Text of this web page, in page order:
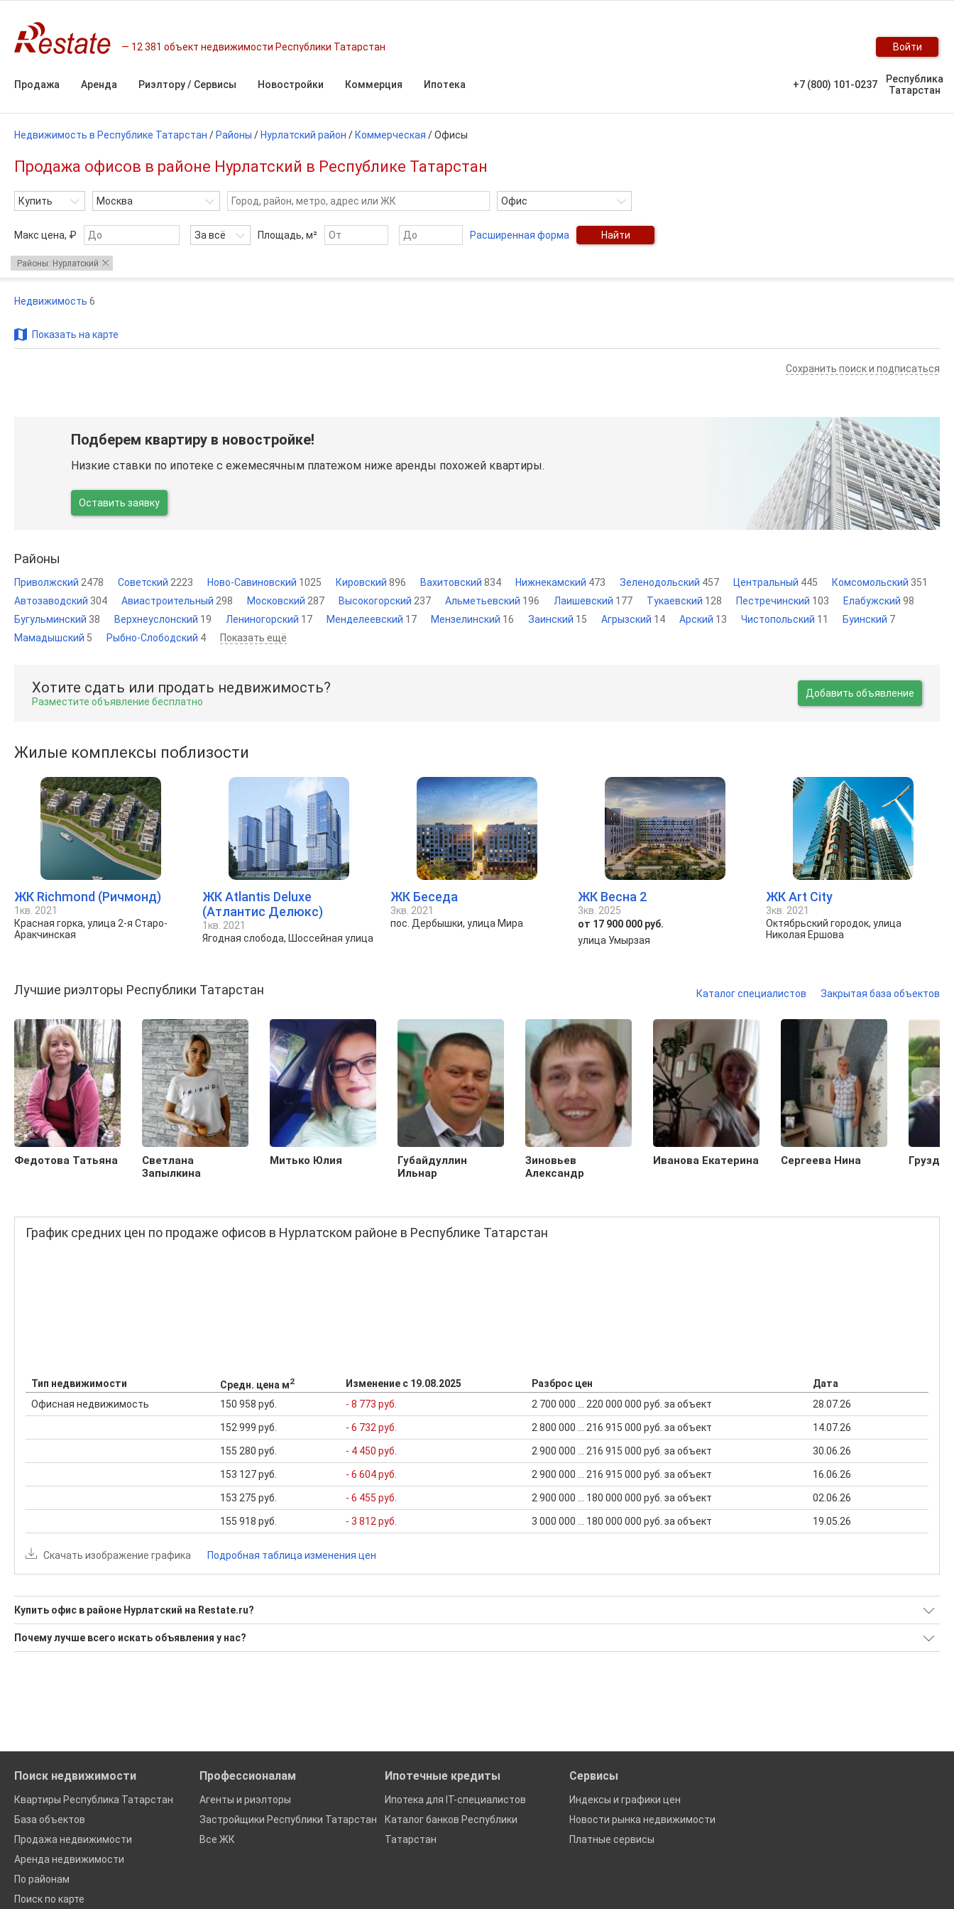
12 381 объект недвижимости Республики Татарстан Войти
Продажа Аренда Риэлтору / Сервисы Новостройки Коммерция Ипотека +7 (800) 101-0237
Республика
Татарстан
Недвижимость в Республике Татарстан / Районы / Нурлатский район / Коммерческая /Офисы
Продажа офисов в районе Нурлатский в Республике Татарстан
Купить Москва Офис
Макс цена, ₽ За всё Площадь, м² Расширенная форма Найти
Районы: Нурлатский
Недвижимость 6
Показать на карте
Сохранить поиск и подписаться
Подберем квартиру в новостройке!
Низкие ставки по ипотеке с ежемесячным платежом ниже аренды похожей квартиры.
Оставить заявку
Районы
Приволжский 2478 Советский 2223 Ново-Савиновский 1025 Кировский 896 Вахитовский 834 Нижнекамский 473 Зеленодольский 457 Центральный 445 Комсомольский 351
Автозаводский 304 Авиастроительный 298 Московский 287 Высокогорский 237 Альметьевский 196 Лаишевский 177 Тукаевский 128 Пестречинский 103 Елабужский 98
Бугульминский 38 Верхнеуслонский 19 Лениногорский 17 Менделеевский 17 Мензелинский 16 Заинский 15 Агрызский 14 Арский 13 Чистопольский 11 Буинский 7
Мамадышский 5 Рыбно-Слободский 4 Показать ещё
Хотите сдать или продать недвижимость?
Разместите объявление бесплатно
Добавить объявление
Жилые комплексы поблизости
ЖК Richmond (Ричмонд)
1кв. 2021
Красная горка, улица 2-я Старо-
Аракчинская
ЖК Atlantis Deluxe
(Атлантис Делюкс)
1кв. 2021
Ягодная слобода, Шоссейная улица
ЖК Беседа
3кв. 2021
пос. Дербышки, улица Мира
ЖК Весна 2
3кв. 2025
от 17 900 000 руб.
улица Умырзая
ЖК Art City
3кв. 2021
Октябрьский городок, улица
Николая Ершова
Лучшие риэлторы Республики Татарстан Каталог специалистов Закрытая база объектов
Федотова Татьяна
Светлана
Запылкина
Митько Юлия
Губайдуллин
Ильнар
Зиновьев
Александр
Иванова Екатерина Сергеева Нина
График средних цен по продаже офисов в Нурлатском районе в Республике Татарстан
Тип недвижимости Средн. цена м2 Изменение с 19.08.2025 Разброс цен
Дата
Офисная недвижимость
150 958 руб. - 8 773 руб. 2 700 000 ... 220 000 000 руб. за объект 28.07.26
152 999 руб. - 6 732 руб. 2 800 000 ... 216 915 000 руб. за объект 14.07.26
155 280 руб. - 4 450 руб. 2 900 000 ... 216 915 000 руб. за объект 30.06.26
153 127 руб. - 6 604 руб. 2 900 000 ... 216 915 000 руб. за объект 16.06.26
153 275 руб. - 6 455 руб. 2 900 000 ... 180 000 000 руб. за объект 02.06.26
155 918 руб. - 3 812 руб. 3 000 000 ... 180 000 000 руб. за объект 19.05.26
Скачать изображение графика Подробная таблица изменения цен
Купить офис в районе Нурлатский на Restate.ru?
Поможем Купить офис в районе Нурлатский?
Воспользуйтесь нашим поиском по новостройкам, для подбора подходящего вам варианта
Почему лучше всего искать объявления у нас?
Поиск недвижимости
Квартиры Республика Татарстан
База объектов
Продажа недвижимости
Аренда недвижимости
По районам
Поиск по карте
Профессионалам
Агенты и риэлторы
Застройщики Республики Татарстан
Все ЖК
Ипотечные кредиты
Ипотека для IT-специалистов
Каталог банков Республики
Татарстан
Сервисы
Индексы и графики цен
Новости рынка недвижимости
Платные сервисы